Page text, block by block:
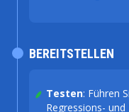
Testen: Führen
Regressions-
BEREITSTELLEN